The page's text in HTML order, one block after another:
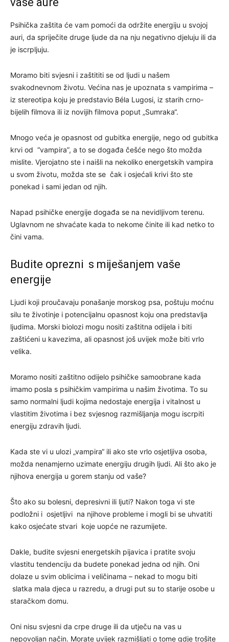
Psihička zaštita će vam pomoći da održite energiju u svojoj
auri, da spriječite druge ljude da na nju negativno djeluju ili da
je iscrpljuju.
Moramo biti svjesni i zaštititi se od ljudi u našem
svakodnevnom životu. Većina nas je upoznata s vampirima –
iz stereotipa koju je predstavio Béla Lugosi, iz starih crno-
bijelih filmova ili iz novijih filmova poput „Sumraka“.
Mnogo veća je opasnost od gubitka energije, nego od gubitka
krvi od “vampira”, a to se događa češće nego što možda
mislite. Vjerojatno ste i naišli na nekoliko energetskih vampira
u svom životu, možda ste se čak i osjećali krivi što ste
ponekad i sami jedan od njih.
Napad psihičke energije događa se na nevidljivom terenu.
Uglavnom ne shvaćate kada to nekome činite ili kad netko to
čini vama.
Budite oprezni s miješanjem vaše
energije
Ljudi koji proučavaju ponašanje morskog psa, poštuju moćnu
silu te životinje i potencijalnu opasnost koju ona predstavlja
ljudima. Morski biolozi mogu nositi zaštitna odijela i biti
zaštićeni u kavezima, ali opasnost još uvijek može biti vrlo
velika.
Moramo nositi zaštitno odijelo psihičke samoobrane kada
imamo posla s psihičkim vampirima u našim životima. To su
samo normalni ljudi kojima nedostaje energija i vitalnost u
vlastitim životima i bez svjesnog razmišljanja mogu iscrpiti
energiju zdravih ljudi.
Kada ste vi u ulozi „vampira“ ili ako ste vrlo osjetljiva osoba,
možda nenamjerno uzimate energiju drugih ljudi. Ali što ako je
njihova energija u gorem stanju od vaše?
Što ako su bolesni, depresivni ili ljuti? Nakon toga vi ste
podložni i osjetljivi na njihove probleme i mogli bi se uhvatiti
kako osjećate stvari koje uopće ne razumijete.
Dakle, budite svjesni energetskih pijavica i pratite svoju
vlastitu tendenciju da budete ponekad jedna od njih. Oni
dolaze u svim oblicima i veličinama – nekad to mogu biti
slatka mala djeca u razredu, a drugi put su to starije osobe u
staračkom domu.
Oni nisu svjesni da crpe druge ili da utječu na vas u
nepovoljan način. Morate uvijek razmišljati o tome gdje trošite